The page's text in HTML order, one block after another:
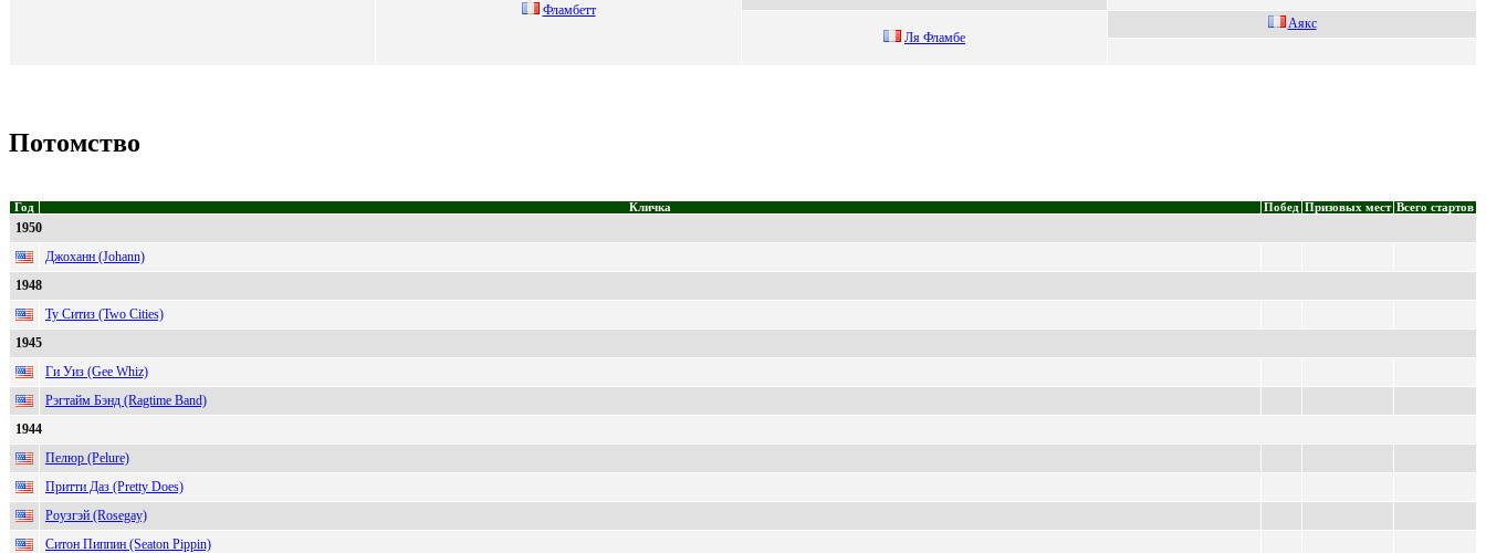
Флaмбeтт
Ля Флaмбe
Aякc
Потомство
Год Кличка Побед Призовых мест Всего стартов
1950
Джоханн (Johann)
1948
Ту Ситиз (Two Cities)
1945
Ги Уиз (Gee Whiz)
Рэгтайм Бэнд (Ragtime Band)
1944
Пелюр (Pelure)
Притти Даз (Pretty Does)
Роузгэй (Rosegay)
Ситон Пиппин (Seaton Pippin)